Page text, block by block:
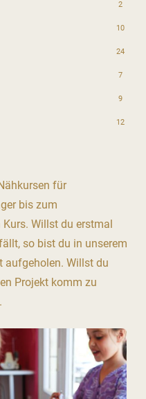
2
10
24
7
9
12
für
bis zum
Willst du erstmal
so bist du in unserem
aufgeholen. Willst du
Projekt komm zu